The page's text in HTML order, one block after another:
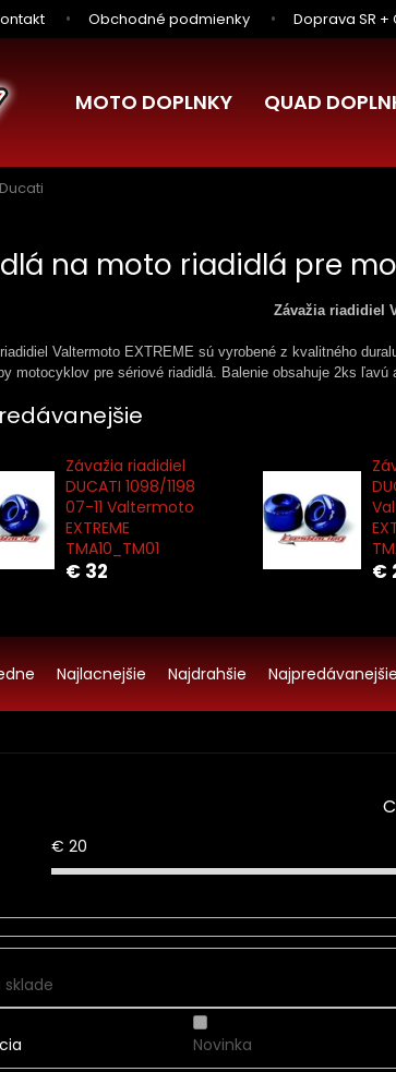
Obchodné podmienky Doprava SR +
MOTO DOPLNKY QUAD
Ducati
na moto riadidlá pre
Závažia riadidiel
Valtermoto EXTREME sú vyrobené z kvalitného
motocyklov pre sériové riadidlá. Balenie obsahuje 2ks
Závažia riadidiel
DUCATI 1098/1198
07-11 Valtermoto
EXTREME
TMA10_TM01
€ 32 €
Najlacnejšie Najdrahšie Najpredávanejšie
€ 20
sklade
Novinka